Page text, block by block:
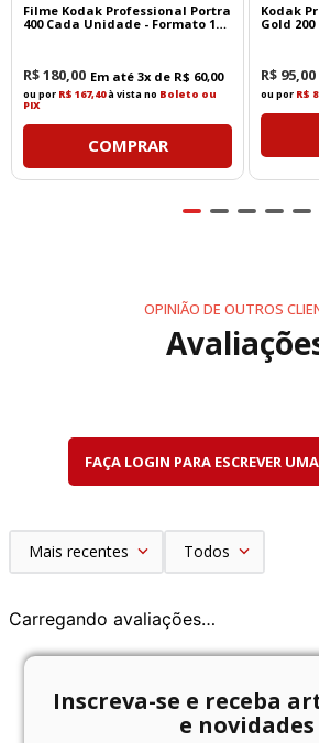
Filme Kodak Professional Portra
400 Cada Unidade - Formato 135
R$180,00 Em até 3x de R$ 60,00
ou por R$ 167,40à vista no Boleto ou
PIX
COMPRAR
Kodak
Gold 200
R$ 95,00
ou por R$
OPINIÃO DE OUTROS
FAÇA LOGIN PARA ESCREVER
Mais recentes Todos
Carregando avaliações…
Inscreva-se e receba
e novidades